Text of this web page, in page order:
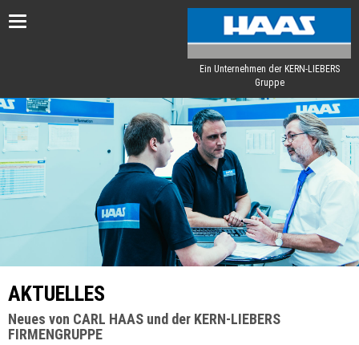
Toggle
Ein Unternehmen der KERN-LIEBERS
Gruppe
AKTUELLES
Neues von CARL HAAS und der KERN-LIEBERS
FIRMENGRUPPE